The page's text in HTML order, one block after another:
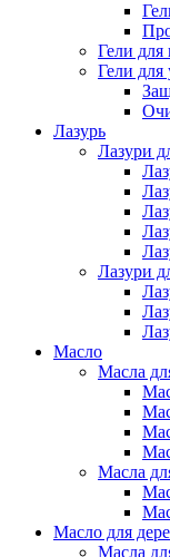
Гели
Гели для
Лазурь
Лазури
Лазури
Масло
Масла
Масла
Масло для
Масла